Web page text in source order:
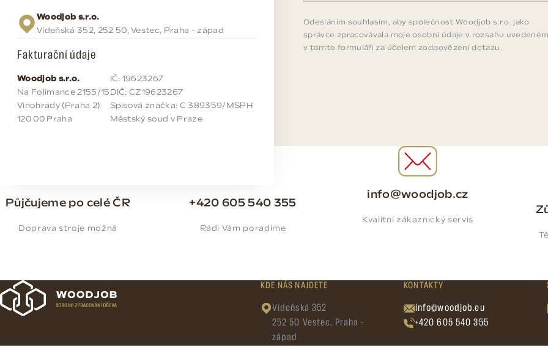
Woodjob s.r.o.
Vídeňská 352, 252 50, Vestec, Praha - západ
Fakturační údaje
Woodjob s.r.o.
Na Folimance 2155/15
Vinohrady (Praha 2)
120 00 Praha
IČ: 19623267
DIČ: CZ19623267
Spisová značka: C 389359/MSPH
Městský soud v Praze
Odesláním souhlasím, aby společnost Woodjob s.r.o. jako
správce zpracovávala moje osobní údaje v rozsahu
v tomto formuláři za účelem zodpovězení dotazu.
Půjčujeme po celé ČR
Doprava stroje možná
+420 605 540 355
Rádi Vám poradíme
info@woodjob.cz
Kvalitní zákaznický servis
KDE NÁS NAJDETE
Vídeňská 352
252 50 Vestec, Praha -
západ
KONTAKTY
info@woodjob.eu
+420 605 540 355